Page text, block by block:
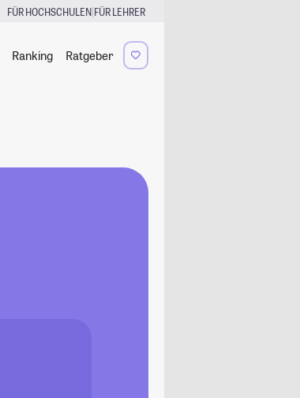
FÜR HOCHSCHULEN|FÜR LEHRER
Ranking Ratgeber